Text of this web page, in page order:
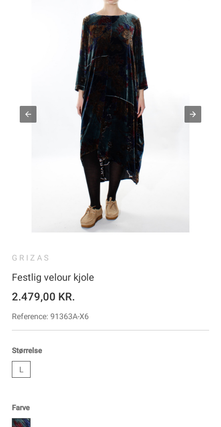
GRIZAS
Festlig velour kjole
2.479,00 KR.
Reference: 91363A-X6
Størrelse
L
Farve